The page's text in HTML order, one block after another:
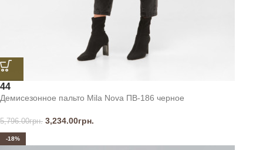
44
Демисезонное пальто Mila Nova ПВ-186 черное
5,796.00грн. 3,234.00грн.
-18%